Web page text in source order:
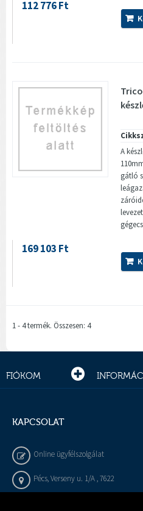
112 776 Ft
A
gátló
169 103 Ft
1 - 4 termék. Összesen: 4
FIÓKOM
KAPCSOLAT
Online ügyfélszolgálat
Pécs, Verseny u. 1/A , 7622